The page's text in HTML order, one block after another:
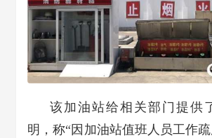
该加油站给相关部门提供
明，称“因加油站值班人员工作